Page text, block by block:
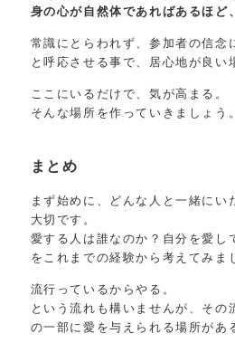
身の心が自然体であればあるほど
常識にとらわれず、参加者の信念
と呼応させる事で、居心地が良い
ここにいるだけで、気が高まる。
そんな場所を作っていきましょう。
まとめ
まず始めに、どんな人と一緒にい
大切です。
愛する人は誰なのか？自分を愛し
をこれまでの経験から考えてみま
流行っているからやる。
という流れも構いませんが、その
の一部に愛を与えられる場所があ